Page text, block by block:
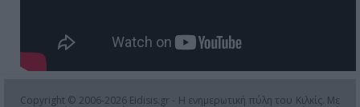
Copyright © 2006-2026 Eidisis.gr - Η ενημερωτική πύλη του Κιλκίς. Με